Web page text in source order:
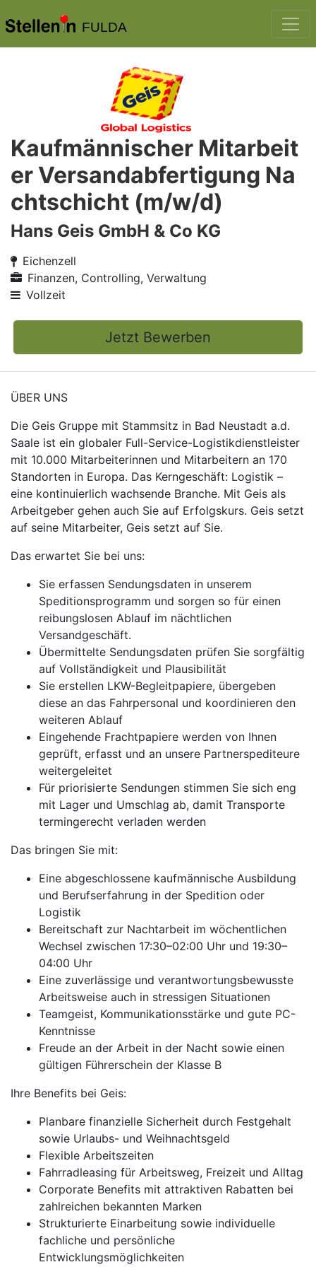
FULDA
Kaufmännischer Mitarbeit
er Versandabfertigung Na
chtschicht (m/w/d)
Hans Geis GmbH & Co KG
Eichenzell
Finanzen, Controlling, Verwaltung
Vollzeit
Jetzt Bewerben
ÜBER UNS
Die Geis Gruppe mit Stammsitz in Bad Neustadt a.d.
Saale ist ein globaler Full-Service-Logistikdienstleister
mit 10.000 Mitarbeiterinnen und Mitarbeitern an 170
Standorten in Europa. Das Kerngeschäft: Logistik –
eine kontinuierlich wachsende Branche. Mit Geis als
Arbeitgeber gehen auch Sie auf Erfolgskurs. Geis setzt
auf seine Mitarbeiter, Geis setzt auf Sie.
Das erwartet Sie bei uns:
Sie erfassen Sendungsdaten in unserem
Speditionsprogramm und sorgen so für einen
reibungslosen Ablauf im nächtlichen
Versandgeschäft.
Übermittelte Sendungsdaten prüfen Sie sorgfältig
auf Vollständigkeit und Plausibilität
Sie erstellen LKW-Begleitpapiere, übergeben
diese an das Fahrpersonal und koordinieren den
weiteren Ablauf
Eingehende Frachtpapiere werden von Ihnen
geprüft, erfasst und an unsere Partnerspediteure
weitergeleitet
Für priorisierte Sendungen stimmen Sie sich eng
mit Lager und Umschlag ab, damit Transporte
termingerecht verladen werden
Das bringen Sie mit:
Eine abgeschlossene kaufmännische Ausbildung
und Berufserfahrung in der Spedition oder
Logistik
Bereitschaft zur Nachtarbeit im wöchentlichen
Wechsel zwischen 17:30–02:00 Uhr und 19:30–
04:00 Uhr
Eine zuverlässige und verantwortungsbewusste
Arbeitsweise auch in stressigen Situationen
Teamgeist, Kommunikationsstärke und gute PC-
Kenntnisse
Freude an der Arbeit in der Nacht sowie einen
gültigen Führerschein der Klasse B
Ihre Benefits bei Geis:
Planbare finanzielle Sicherheit durch Festgehalt
sowie Urlaubs- und Weihnachtsgeld
Flexible Arbeitszeiten
Fahrradleasing für Arbeitsweg, Freizeit und Alltag
Corporate Benefits mit attraktiven Rabatten bei
zahlreichen bekannten Marken
Strukturierte Einarbeitung sowie individuelle
fachliche und persönliche
Entwicklungsmöglichkeiten